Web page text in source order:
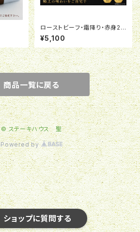
ショップに質問する
ローストビーフ・霜降り・赤身2
種食べくらべセット
¥5,100
商品一覧に戻る
© ステーキハウス 聖
Powered by